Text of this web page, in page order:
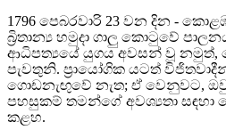
1796 පෙබරවාරි 23 වන දින -
බ්‍රිතාන්‍ය හමුදා ගාලු කොටුවේ
ආධිපත්‍යයේ යුගය අවසන් වූ
පැවතුනි. ප්‍රායෝගික යටත්
ගොඩනැඟුවේ නැත; ඒ වෙනුවට,
පහසුකම් තමන්ගේ අවශ්‍යතා
කළහ.